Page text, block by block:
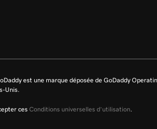
est une marque déposée de GoDaddy
Unis.
ces Conditions universelles d’utilisation.